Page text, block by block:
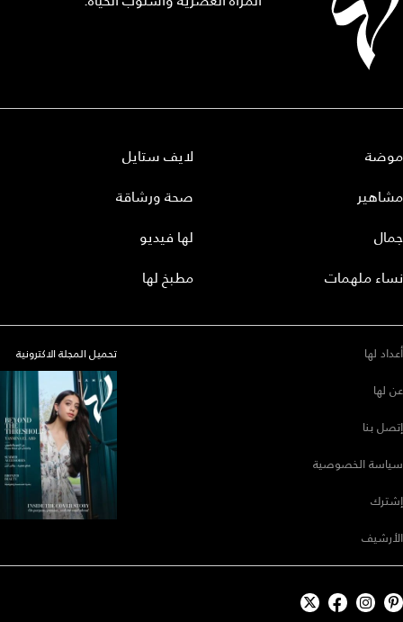
موضة
مشاهير
جمال
نساء ملهمات
لايف ستايل
صحة ورشاقة
لها فيديو
مطبخ لها
أعداد لها
عن لها
إتصل بنا
سياسة الخصوصية
إشترك
الأرشيف
تحميل المجلة الاكترونية